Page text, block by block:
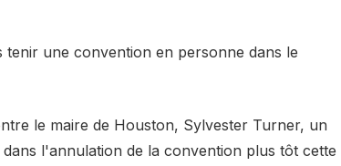
une convention en personne dans le
le maire de Houston, Sylvester Turner, un
l'annulation de la convention plus tôt cette